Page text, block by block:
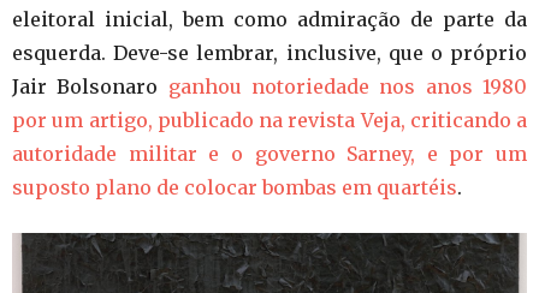
eleitoral inicial, bem como admiração de parte da
esquerda. Deve-se lembrar, inclusive, que o próprio
Jair Bolsonaro ganhou notoriedade nos anos 1980
por um artigo, publicado na revista Veja, criticando a
autoridade militar e o governo Sarney, e por um
suposto plano de colocar bombas em quartéis.